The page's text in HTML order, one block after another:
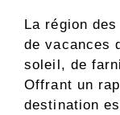
La région
de vacances
soleil, de
Offrant un
destination